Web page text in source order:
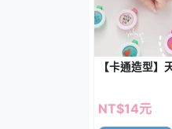
【卡通造型
NT$14元